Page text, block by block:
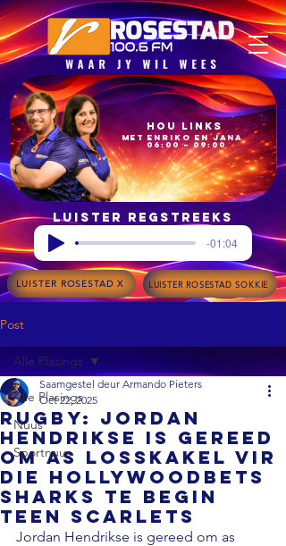
06:00 – 09:00
met Enriko en Jana
Hou Links
Luister regstreeks
-01:04
LUISTER ROSESTAD X LUISTER ROSESTAD SOKKIE
Post
Alle Plasings
Nuus
Sportnuus
Alle Plasings
RUGBY: Jordan
Hendrikse is gereed
om as losskakel vir
die Hollywoodbets
Sharks te begin
teen Scarlets
Saamgestel deur Armando Pieters
Oct 22, 2025
Jordan Hendrikse is gereed om as